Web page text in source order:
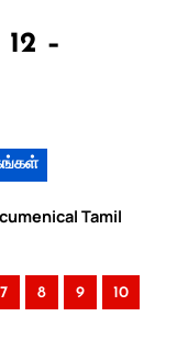
–
Tamil
7 8 9 10